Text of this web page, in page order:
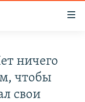
ничего
чтобы
свои